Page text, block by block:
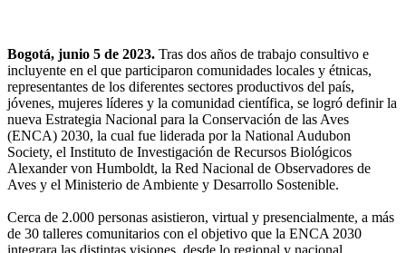
Bogotá, junio 5 de 2023. Tras dos años de trabajo consultivo e
incluyente en el que participaron comunidades locales y étnicas,
representantes de los diferentes sectores productivos del país,
jóvenes, mujeres líderes y la comunidad científica, se logró definir la
nueva Estrategia Nacional para la Conservación de las Aves
(ENCA) 2030, la cual fue liderada por la National Audubon
Society, el Instituto de Investigación de Recursos Biológicos
Alexander von Humboldt, la Red Nacional de Observadores de
Aves y el Ministerio de Ambiente y Desarrollo Sostenible.
Cerca de 2.000 personas asistieron, virtual y presencialmente, a más
de 30 talleres comunitarios con el objetivo que la ENCA 2030
integrara las distintas visiones, desde lo regional y nacional,